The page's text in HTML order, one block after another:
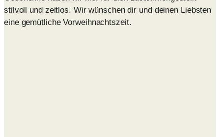
stilvoll und zeitlos. Wir wünschen dir und deinen Liebsten
eine gemütliche Vorweihnachtszeit.